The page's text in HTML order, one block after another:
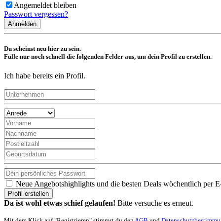
Angemeldet bleiben
Passwort vergessen?
Anmelden
Du scheinst neu hier zu sein.
Fülle nur noch schnell die folgenden Felder aus, um dein Profil zu erstellen.
Ich habe bereits ein Profil.
Neue Angebotshighlights und die besten Deals wöchentlich per
Profil erstellen
Da ist wohl etwas schief gelaufen! Bitte versuche es erneut.